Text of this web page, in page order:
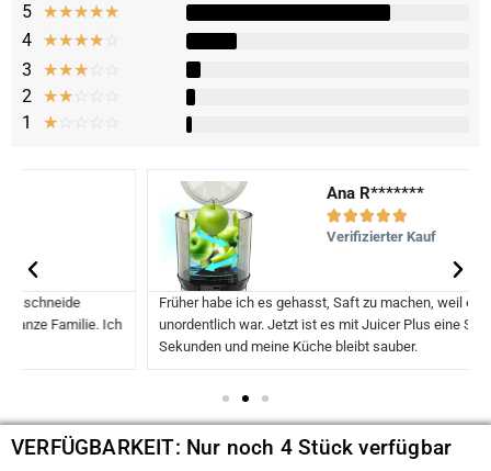
5 ★★★★★
4 ☆☆☆☆☆
3 ☆☆☆☆ ☆
2 ☆☆☆ ☆ ☆
1 ☆☆ ☆ ☆ ☆
Ana R*******

Verifizierter Kauf
Früher habe ich es gehasst, Saft zu machen, weil es kompliziert und
unordentlich war. Jetzt ist es mit Juicer Plus eine Sache von
Sekunden und meine Küche bleibt sauber.
VERFÜGBARKEIT: Nur noch 4 Stück verfügbar